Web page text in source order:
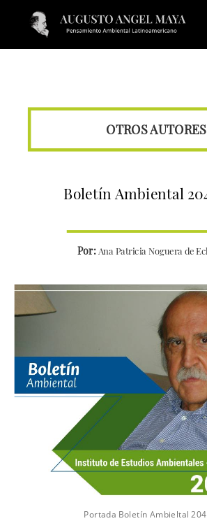
OTROS AUTORES
Boletín Ambiental
Por: Ana Patricia Noguera de
Portada Boletín Ambieltal 204